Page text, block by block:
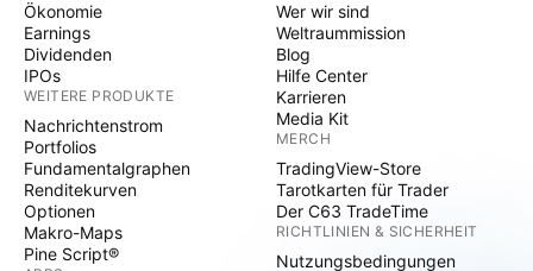
Ökonomie
Earnings
Dividenden
IPOs
WEITERE PRODUKTE
Nachrichtenstrom
Portfolios
Fundamentalgraphen
Renditekurven
Optionen
Makro-Maps
Pine Script®
Wer wir sind
Weltraummission
Blog
Hilfe Center
Karrieren
Media Kit
MERCH
TradingView-Store
Tarotkarten für Trader
Der C63 TradeTime
RICHTLINIEN & SICHERHEIT
Nutzungsbedingungen